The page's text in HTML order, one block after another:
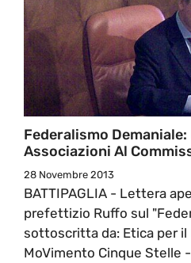
Federalismo
Associazioni Al
28 Novembre 2013
BATTIPAGLIA - Lettera
prefettizio Ruffo sul
sottoscritta da: Etica per il
MoVimento Cinque Stelle